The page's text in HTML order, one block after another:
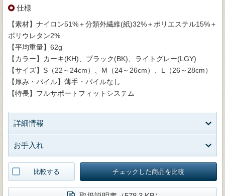
仕様
【素材】ナイロン51%＋分類外繊維(紙)32%＋ポリエステル15%＋
ポリウレタン2%
【平均重量】62g
【カラー】カーキ(KH)、ブラック(BK)、ライトグレー(LGY)
【サイズ】S（22～24cm）、M（24～26cm）、L（26～28cm）
【厚み・パイル】薄手・パイルなし
【特長】フルサポートフィットシステム
詳細情報
お手入れ
比較する チェックした商品を比較